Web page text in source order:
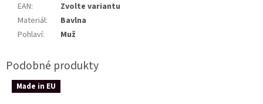
EAN:
Zvolte variantu
Materiál:
Bavlna
Pohlaví: Muž
Made in EU